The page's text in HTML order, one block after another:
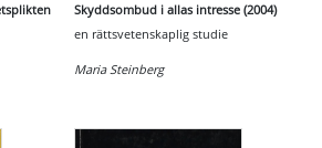
Skyddsombud i allas intresse (2004)
en rättsvetenskaplig studie
Maria Steinberg